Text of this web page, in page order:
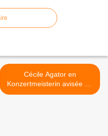
Cécile Agator en
Konzertmeisterin avisée du
Philhar'Intime en